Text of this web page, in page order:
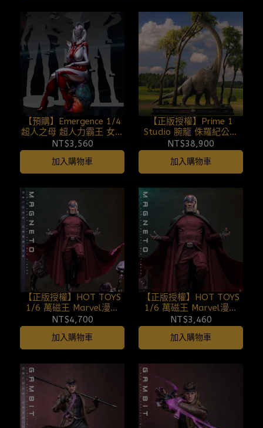
【預購】Emergence 1/4
超人之母 超人力霸王 女超
人系列 第一彈 260808
NT$3,560
加入購物車
【正版授權】Prime 1
Studio 腕龍 侏羅紀公園
LMCJWF-05 (雙版本)
260808
NT$38,900
加入購物車
【正版授權】HOT TOYS
1/6 萬磁王 Marvel漫威
復仇者聯盟：末日崛起 豪
華特別版 MMS913B
260808
NT$4,700
加入購物車
【正版授權】HOT TOYS
1/6 萬磁王 Marvel漫威
復仇者聯盟：末日崛起 特
別版 MMS912B 260808
NT$3,460
加入購物車